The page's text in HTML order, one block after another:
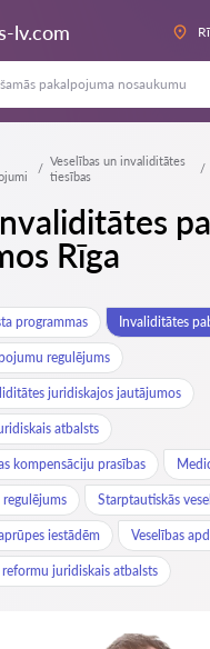
lv.com
Veselības un invaliditātes
tiesības
Rīga
programmas Invaliditātes
regulējums
juridiskajos jautājumos
atbalsts
kompensāciju prasības
Starptautiskās
iestādēm Veselības
reformu juridiskais atbalsts